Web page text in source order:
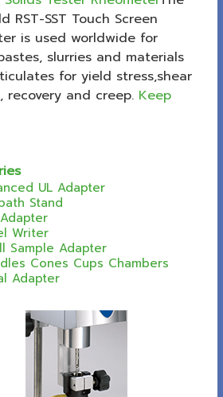
RST-SST Touch Screen
is used worldwide for
slurries and materials
for yield stress,shear
recovery and creep. Keep
UL Adapter
Stand
Writer
Sample Adapter
Cones Cups Chambers
Adapter